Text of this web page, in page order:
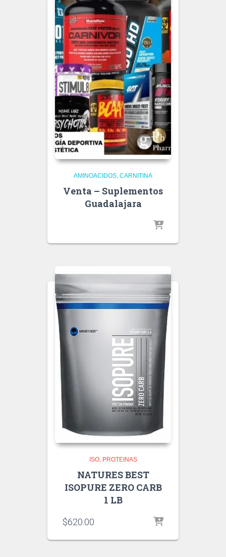
AMINOACIDOS CARNITINA
Venta – Suplementos
Guadalajara
ISO PROTEINAS
NATURES BEST
ISOPURE ZERO CARB
1 LB
$620.00